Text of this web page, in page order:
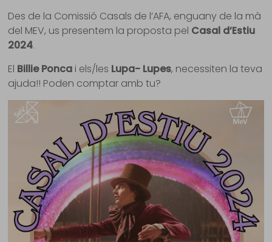
Des de la Comissió Casals de l’AFA, enguany de la mà
del MEV, us presentem la proposta pel Casal d’Estiu
2024.
El Billie Ponca i els/les Lupa- Lupes, necessiten la teva
ajuda!! Poden comptar amb tu?